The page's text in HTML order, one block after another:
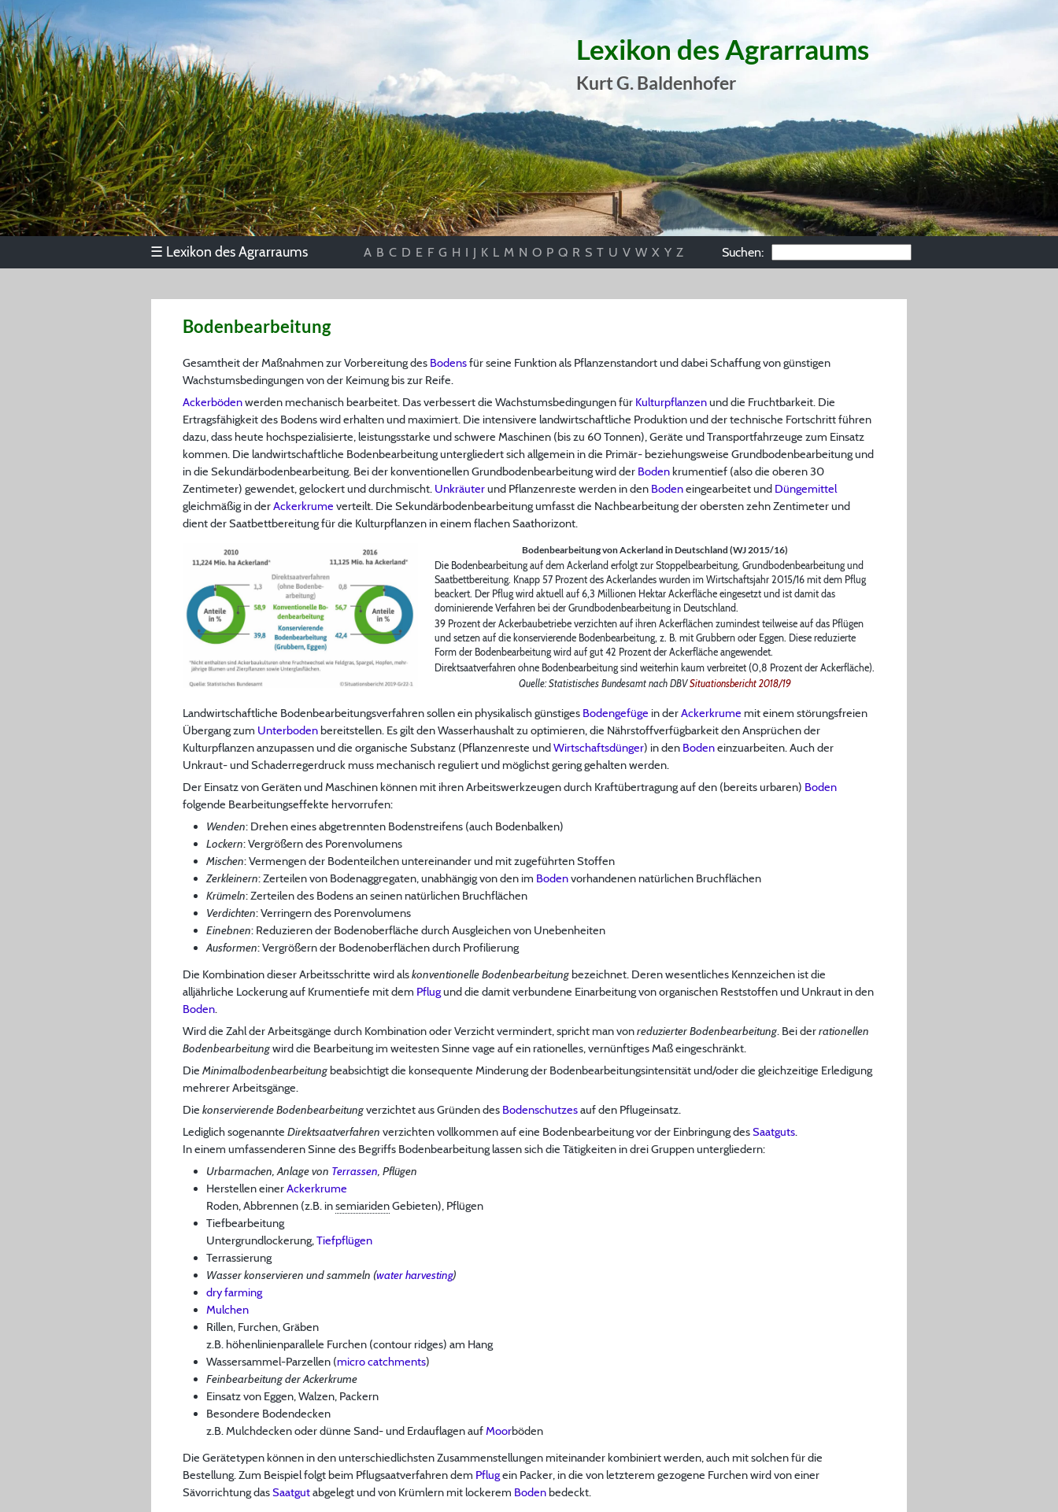
Lexikon des Agrarraums
Kurt G. Baldenhofer
☰ Lexikon des Agrarraums A B C D E F G H I J K L M N O P Q R S T U V W X Y Z Suchen:
Bodenbearbeitung
Gesamtheit der Maßnahmen zur Vorbereitung des Bodensfür seine Funktion als Pflanzenstandort und dabei Schaffung von günstigen
Wachstumsbedingungen von der Keimung bis zur Reife.
Ackerbödenwerden mechanisch bearbeitet. Das verbessert die Wachstumsbedingungen für Kulturpflanzenund die Fruchtbarkeit. Die
Ertragsfähigkeit des Bodens wird erhalten und maximiert. Die intensivere landwirtschaftliche Produktion und der technische Fortschritt führen
dazu, dass heute hochspezialisierte, leistungsstarke und schwere Maschinen (bis zu 60 Tonnen), Geräte und Transportfahrzeuge zum Einsatz
kommen. Die landwirtschaftliche Bodenbearbeitung untergliedert sich allgemein in die Primär- beziehungsweise Grundbodenbearbeitung und
in die Sekundärbodenbearbeitung. Bei der konventionellen Grundbodenbearbeitung wird der Bodenkrumentief (also die oberen 30
Zentimeter) gewendet, gelockert und durchmischt. Unkräuterund Pflanzenreste werden in den Bodeneingearbeitet und Düngemittel
gleichmäßig in derAckerkrume verteilt. Die Sekundärbodenbearbeitung umfasst die Nachbearbeitung der obersten zehn Zentimeter und
dient der Saatbettbereitung für die Kulturpflanzen in einem flachen Saathorizont.
Bodenbearbeitung von Ackerland in Deutschland (WJ 2015/16)
Die Bodenbearbeitung auf dem Ackerland erfolgt zur Stoppelbearbeitung, Grundbodenbearbeitung und
Saatbettbereitung. Knapp 57 Prozent des Ackerlandes wurden im Wirtschaftsjahr 2015/16 mit dem Pflug
beackert. Der Pflug wird aktuell auf 6,3 Millionen Hektar Ackerfläche eingesetzt und ist damit das
dominierende Verfahren bei der Grundbodenbearbeitung in Deutschland.
39 Prozent der Ackerbaubetriebe verzichten auf ihren Ackerflächen zumindest teilweise auf das Pflügen
und setzen auf die konservierende Bodenbearbeitung, z. B. mit Grubbern oder Eggen. Diese reduzierte
Form der Bodenbearbeitung wird auf gut 42 Prozent der Ackerfläche angewendet.
Direktsaatverfahren ohne Bodenbearbeitung sind weiterhin kaum verbreitet (0,8 Prozent der Ackerfläche).
Quelle: Statistisches Bundesamt nach DBVSituationsbericht 2018/19
Landwirtschaftliche Bodenbearbeitungsverfahren sollen ein physikalisch günstiges Bodengefüge in derAckerkrume mit einem störungsfreien
Übergang zum Unterbodenbereitstellen. Es gilt den Wasserhaushalt zu optimieren, die Nährstoffverfügbarkeit den Ansprüchen der
Kulturpflanzen anzupassen und die organische Substanz (Pflanzenreste undWirtschaftsdünger) in den Bodeneinzuarbeiten. Auch der
Unkraut- und Schaderregerdruck muss mechanisch reguliert und möglichst gering gehalten werden.
Der Einsatz von Geräten und Maschinen können mit ihren Arbeitswerkzeugen durch Kraftübertragung auf den (bereits urbaren) Boden
folgende Bearbeitungseffekte hervorrufen:
Wenden: Drehen eines abgetrennten Bodenstreifens (auch Bodenbalken)
Lockern: Vergrößern des Porenvolumens
Mischen: Vermengen der Bodenteilchen untereinander und mit zugeführten Stoffen
Zerkleinern: Zerteilen von Bodenaggregaten, unabhängig von den im Bodenvorhandenen natürlichen Bruchflächen
Krümeln: Zerteilen des Bodens an seinen natürlichen Bruchflächen
Verdichten: Verringern des Porenvolumens
Einebnen: Reduzieren der Bodenoberfläche durch Ausgleichen von Unebenheiten
Ausformen: Vergrößern der Bodenoberflächen durch Profilierung
Die Kombination dieser Arbeitsschritte wird alskonventionelle Bodenbearbeitungbezeichnet. Deren wesentliches Kennzeichen ist die
alljährliche Lockerung auf Krumentiefe mit dem Pflugund die damit verbundene Einarbeitung von organischen Reststoffen und Unkraut in den
Boden.
Wird die Zahl der Arbeitsgänge durch Kombination oder Verzicht vermindert, spricht man vonreduzierter Bodenbearbeitung. Bei derrationellen
Bodenbearbeitungwird die Bearbeitung im weitesten Sinne vage auf ein rationelles, vernünftiges Maß eingeschränkt.
Die Minimalbodenbearbeitungbeabsichtigt die konsequente Minderung der Bodenbearbeitungsintensität und/oder die gleichzeitige Erledigung
mehrerer Arbeitsgänge.
Die konservierende Bodenbearbeitungverzichtet aus Gründen des Bodenschutzesauf den Pflugeinsatz.
Lediglich sogenannte Direktsaatverfahren verzichten vollkommen auf eine Bodenbearbeitung vor der Einbringung desSaatguts.
In einem umfassenderen Sinne des Begriffs Bodenbearbeitung lassen sich die Tätigkeiten in drei Gruppen untergliedern:
Urbarmachen, Anlage von Terrassen, Pflügen
Herstellen einerAckerkrume
Roden, Abbrennen (z.B. insemiaridenGebieten), Pflügen
Tiefbearbeitung
Untergrundlockerung,Tiefpflügen
Terrassierung
Wasser konservieren und sammeln (water harvesting)
dry farming
Mulchen
Rillen, Furchen, Gräben
z.B. höhenlinienparallele Furchen (contour ridges) am Hang
Wassersammel-Parzellen (micro catchments)
Feinbearbeitung der Ackerkrume
Einsatz von Eggen, Walzen, Packern
Besondere Bodendecken
z.B. Mulchdecken oder dünne Sand- und Erdauflagen aufMoorböden
Die Gerätetypen können in den unterschiedlichsten Zusammenstellungen miteinander kombiniert werden, auch mit solchen für die
Bestellung. Zum Beispiel folgt beim Pflugsaatverfahren dem Pflugein Packer, in die von letzterem gezogene Furchen wird von einer
Sävorrichtung dasSaatgutabgelegt und von Krümlern mit lockerem Bodenbedeckt.